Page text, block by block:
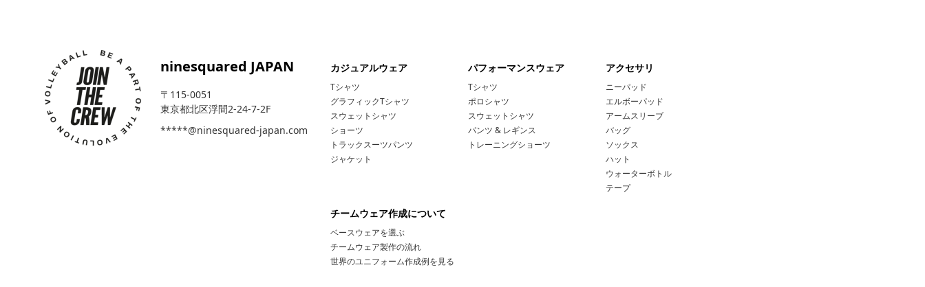
ninesquared JAPAN
〒115-0051
東京都北区浮間2-24-7-2F
*****@ninesquared-japan.com
カジュアルウェア
Tシャツ
グラフィックTシャツ
スウェットシャツ
ショーツ
トラックスーツパンツ
ジャケット
パフォーマンスウェア
Tシャツ
ポロシャツ
スウェットシャツ
パンツ & レギンス
トレーニングショーツ
アクセサリ
ニーパッド
エルボーパッド
アームスリーブ
バッグ
ソックス
ハット
ウォーターボトル
テープ
チームウェア作成について
ベースウェアを選ぶ
チームウェア製作の流れ
世界のユニフォーム作成例を見る